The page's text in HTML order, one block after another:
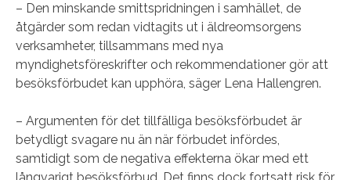
– Den minskande smittspridningen i samhället, de
åtgärder som redan vidtagits ut i äldreomsorgens
verksamheter, tillsammans med nya
myndighetsföreskrifter och rekommendationer gör att
besöksförbudet kan upphöra, säger Lena Hallengren.
– Argumenten för det tillfälliga besöksförbudet är
betydligt svagare nu än när förbudet infördes,
samtidigt som de negativa effekterna ökar med ett